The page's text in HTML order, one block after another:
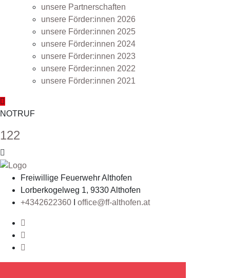
unsere Partnerschaften
unsere Förder:innen 2026
unsere Förder:innen 2025
unsere Förder:innen 2024
unsere Förder:innen 2023
unsere Förder:innen 2022
unsere Förder:innen 2021
NOTRUF
122
Freiwillige Feuerwehr Althofen
Lorberkogelweg 1, 9330 Althofen
+4342622360
office@ff-althofen.at